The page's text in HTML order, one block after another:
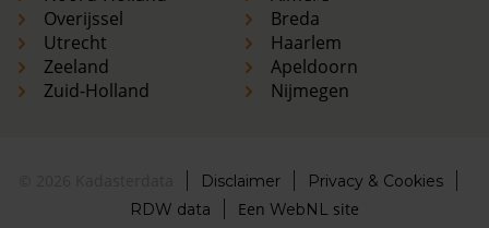
Overijssel
Utrecht
Zeeland
Zuid-Holland
Breda
Haarlem
Apeldoorn
Nijmegen
Disclaimer
Privacy & Cookies
RDW data
Een WebNL site